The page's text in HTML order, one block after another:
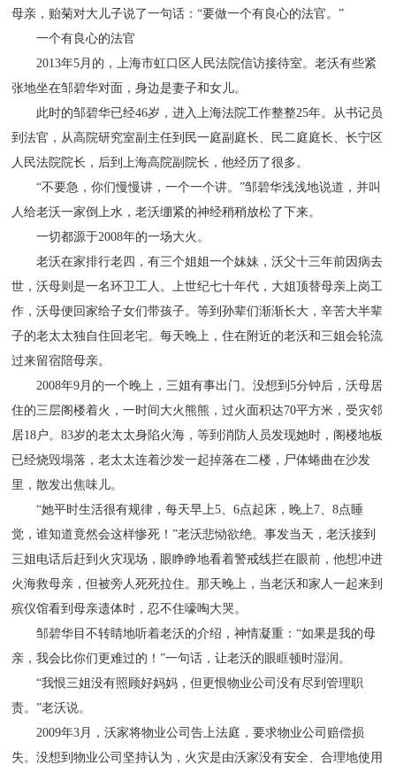
母亲，贻菊对大儿子说了一句话：“要做一个有良心的法官。”
一个有良心的法官
2013年5月的，上海市虹口区人民法院信访接待室。老沃有些紧
张地坐在邹碧华对面，身边是妻子和女儿。
此时的邹碧华已经46岁，进入上海法院工作整整25年。从书记员
到法官，从高院研究室副主任到民一庭副庭长、民二庭庭长、长宁区
人民法院院长，后到上海高院副院长，他经历了很多。
“不要急，你们慢慢讲，一个一个讲。”邹碧华浅浅地说道，并叫
人给老沃一家倒上水，老沃绷紧的神经稍稍放松了下来。
一切都源于2008年的一场大火。
老沃在家排行老四，有三个姐姐一个妹妹，沃父十三年前因病去
世，沃母则是一名环卫工人。上世纪七十年代，大姐顶替母亲上岗工
作，沃母便回家给子女们带孩子。等到孙辈们渐渐长大，辛苦大半辈
子的老太太独自住回老宅。每天晚上，住在附近的老沃和三姐会轮流
过来留宿陪母亲。
2008年9月的一个晚上，三姐有事出门。没想到5分钟后，沃母居
住的三层阁楼着火，一时间大火熊熊，过火面积达70平方米，受灾邻
居18户。83岁的老太太身陷火海，等到消防人员发现她时，阁楼地板
已经烧毁塌落，老太太连着沙发一起掉落在二楼，尸体蜷曲在沙发
里，散发出焦味儿。
“她平时生活很有规律，每天早上5、6点起床，晚上7、8点睡
觉，谁知道竟然会这样惨死！”老沃悲恸欲绝。事发当天，老沃接到
三姐电话后赶到火灾现场，眼睁睁地看着警戒线拦在眼前，他想冲进
火海救母亲，但被旁人死死拉住。那天晚上，当老沃和家人一起来到
殡仪馆看到母亲遗体时，忍不住嚎啕大哭。
邹碧华目不转睛地听着老沃的介绍，神情凝重：“如果是我的母
亲，我会比你们更难过的！”一句话，让老沃的眼眶顿时湿润。
“我恨三姐没有照顾好妈妈，但更恨物业公司没有尽到管理职
责。”老沃说。
2009年3月，沃家将物业公司告上法庭，要求物业公司赔偿损
失。没想到物业公司坚持认为，火灾是由沃家没有安全、合理地使用